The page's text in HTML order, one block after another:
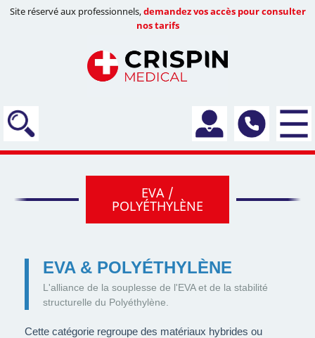
Site réservé aux professionnels,demandez vos accès pour consulter
nos tarifs
EVA /
POLYÉTHYLÈNE
EVA & POLYÉTHYLÈNE
L'alliance de la souplesse de l'EVA et de la stabilité
structurelle du Polyéthylène.
Cette catégorie regroupe des matériaux hybrides ou